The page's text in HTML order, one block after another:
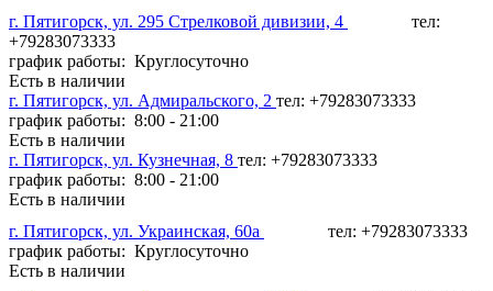
г. Пятигорск, ул. 295 Стрелковой дивизии, 4
тел:
+79283073333
график работы: Круглосуточно
Есть в наличии
г. Пятигорск, ул. Адмиральского, 2 тел: +79283073333
график работы: 8:00 - 21:00
Есть в наличии
г. Пятигорск, ул. Кузнечная, 8 тел: +79283073333
график работы: 8:00 - 21:00
Есть в наличии
г. Пятигорск, ул. Украинская, 60а
тел: +79283073333
график работы: Круглосуточно
Есть в наличии